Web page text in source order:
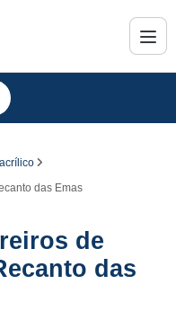
das Emas
de
das